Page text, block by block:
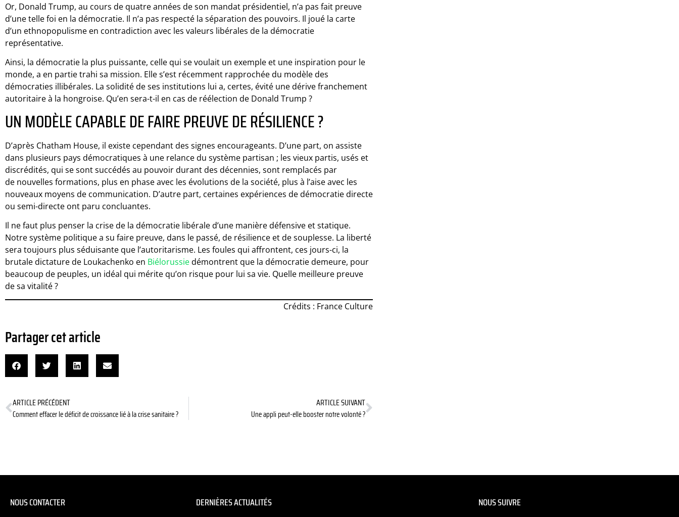
Or, Donald Trump, au cours de quatre années de son mandat présidentiel, n’a pas fait preuve
d’une telle foi en la démocratie. Il n’a pas respecté la séparation des pouvoirs. Il joué la carte
d’un ethnopopulisme en contradiction avec les valeurs libérales de la démocratie
représentative.
Ainsi, la démocratie la plus puissante, celle qui se voulait un exemple et une inspiration pour le
monde, a en partie trahi sa mission. Elle s’est récemment rapprochée du modèle des
démocraties illibérales. La solidité de ses institutions lui a, certes, évité une dérive franchement
autoritaire à la hongroise. Qu’en sera-t-il en cas de réélection de Donald Trump ?
UN MODÈLE CAPABLE DE FAIRE PREUVE DE RÉSILIENCE ?
D’après Chatham House, il existe cependant des signes encourageants. D’une part, on assiste
dans plusieurs pays démocratiques à une relance du système partisan ; les vieux partis, usés et
discrédités, qui se sont succédés au pouvoir durant des décennies, sont remplacés par
de nouvelles formations, plus en phase avec les évolutions de la société, plus à l’aise avec les
nouveaux moyens de communication. D’autre part, certaines expériences de démocratie directe
ou semi-directe ont paru concluantes.
Il ne faut plus penser la crise de la démocratie libérale d’une manière défensive et statique.
Notre système politique a su faire preuve, dans le passé, de résilience et de souplesse. La liberté
sera toujours plus séduisante que l’autoritarisme. Les foules qui affrontent, ces jours-ci, la
brutale dictature de Loukachenko en Biélorussiedémontrent que la démocratie demeure, pour
beaucoup de peuples, un idéal qui mérite qu’on risque pour lui sa vie. Quelle meilleure preuve
de sa vitalité ?
Crédits : France Culture
Partager cet article
ARTICLE PRÉCÉDENT
Comment effacer le déficit de croissance lié à la crise sanitaire ?
ARTICLE SUIVANT
Une appli peut-elle booster notre volonté ?
NOUS CONTACTER DERNIÈRES ACTUALITÉS NOUS SUIVRE